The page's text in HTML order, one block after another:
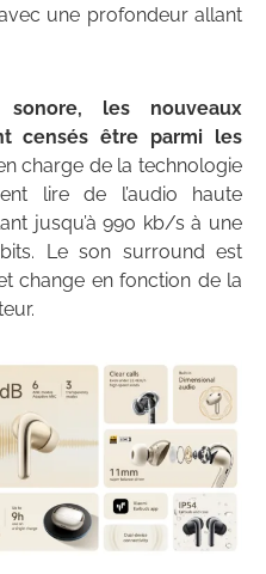
une profondeur allant
les nouveaux
censés être parmi les
charge de la technologie
lire de l’audio haute
jusqu’à 990 kb/s à une
Le son surround est
change en fonction de la